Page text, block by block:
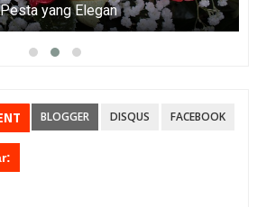
yang Elegan
BLOGGER DISQUS FACEBOOK